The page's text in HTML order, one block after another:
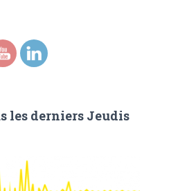
les derniers Jeudis